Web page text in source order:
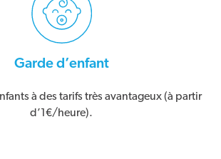
Garde d’enfant
à des tarifs très avantageux (à partir
d’1€/heure).